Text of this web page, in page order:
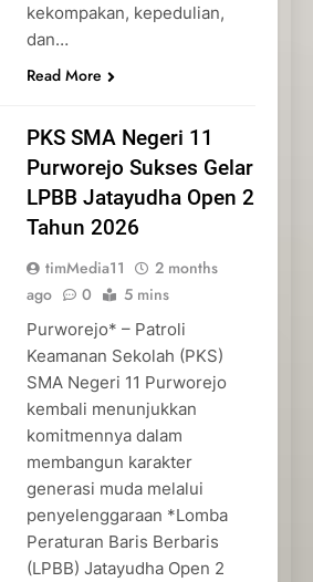
kekompakan, kepedulian,
dan…
Read More
PKS SMA Negeri 11
Purworejo Sukses Gelar
LPBB Jatayudha Open 2
Tahun 2026
timMedia11
2 months
ago
0 5 mins
Purworejo* – Patroli
Keamanan Sekolah (PKS)
SMA Negeri 11 Purworejo
kembali menunjukkan
komitmennya dalam
membangun karakter
generasi muda melalui
penyelenggaraan *Lomba
Peraturan Baris Berbaris
(LPBB) Jatayudha Open 2